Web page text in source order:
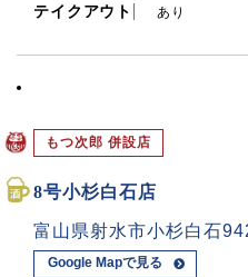
テイクアウト あり
もつ次郎 併設店
8号小杉白石店
富山県射水市小杉白石
Google Mapで見る